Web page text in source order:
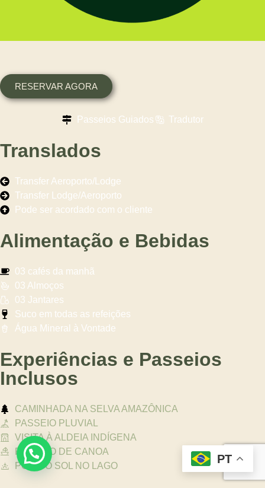
PT
RESERVAR AGORA
Passeios Guiados Tradutor
Translados
Transfer Aeroporto/Lodge
Transfer Lodge/Aeroporto
Pode ser acordado com o cliente
Alimentação e Bebidas
03 cafés da manhã
03 Almoços
03 Jantares
Suco em todas as refeições
Água Mineral à Vontade
Experiências e Passeios
Inclusos
CAMINHADA NA SELVA AMAZÔNICA
PASSEIO PLUVIAL
VISITA À ALDEIA INDÍGENA
PASSEIO DE CANOA
PÔR DO SOL NO LAGO